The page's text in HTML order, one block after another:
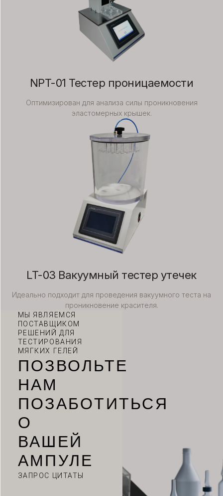
NPT-01 Тестер проницаемости
Оптимизирован для анализа силы проникновения
эластомерных крышек.
LT-03 Вакуумный тестер утечек
Идеально подходит для проведения вакуумного теста на
проникновение красителя.
МЫ ЯВЛЯЕМСЯ
ПОСТАВЩИКОМ
РЕШЕНИЙ ДЛЯ
ТЕСТИРОВАНИЯ
МЯГКИХ ГЕЛЕЙ
ПОЗВОЛЬТЕ
НАМ
ПОЗАБОТИТЬСЯ
О
ВАШЕЙ
АМПУЛЕ
ЗАПРОС ЦИТАТЫ